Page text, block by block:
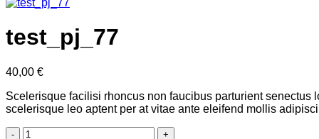
test_pj_77
40,00 €
Scelerisque facilisi rhoncus non faucibus parturient
scelerisque leo aptent per at vitae ante eleifend mollis
test_pj_77